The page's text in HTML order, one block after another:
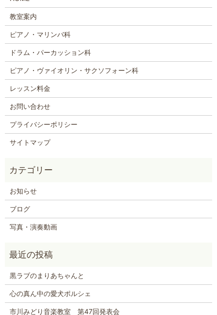
教室案内
ピアノ・マリンバ科
ドラム・パーカッション科
ピアノ・ヴァイオリン・サクソフォーン科
レッスン料金
お問い合わせ
プライバシーポリシー
サイトマップ
お知らせ
ブログ
写真・演奏動画
黒ラブのまりあちゃんと
心の真ん中の愛犬ポルシェ
市川みどり音楽教室 第47回発表会